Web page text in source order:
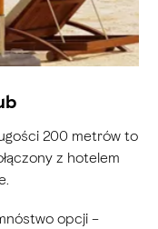
200 metrów to
z hotelem
opcji –